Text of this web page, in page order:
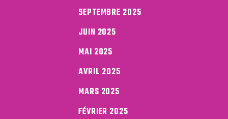
SEPTEMBRE 2025
JUIN 2025
MAI 2025
AVRIL 2025
MARS 2025
FÉVRIER 2025